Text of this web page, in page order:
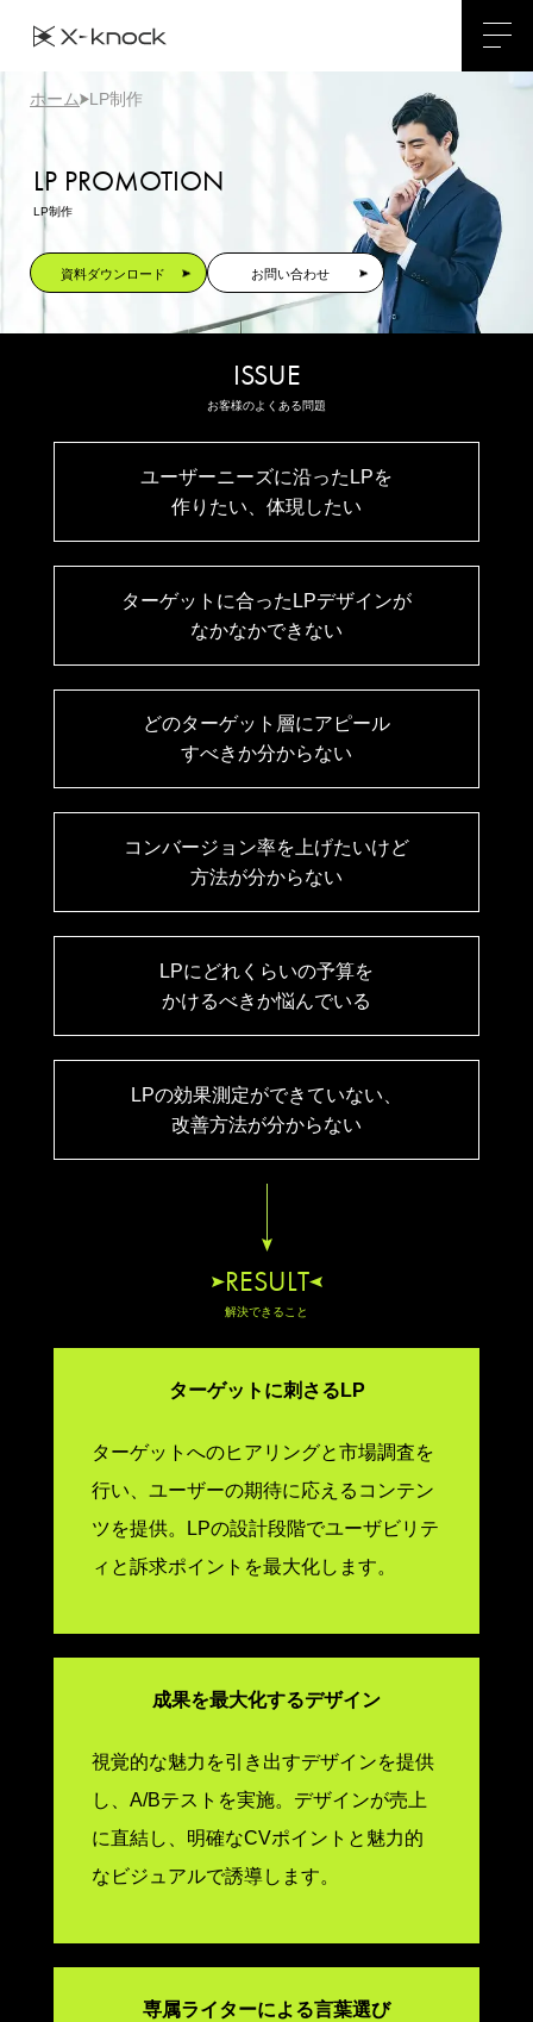
ホーム LP制作
LP PROMOTION
LP制作
資料ダウンロード お問い合わせ
ISSUE
お客様のよくある問題
ユーザーニーズに沿ったLPを
作りたい、体現したい
ターゲットに合ったLPデザインが
なかなかできない
どのターゲット層にアピール
すべきか分からない
コンバージョン率を上げたいけど
方法が分からない
LPにどれくらいの予算を
かけるべきか悩んでいる
LPの効果測定ができていない、
改善方法が分からない
RESULT
解決できること
ターゲットに刺さるLP
ターゲットへのヒアリングと市場調査を
行い、ユーザーの期待に応えるコンテン
ツを提供。LPの設計段階でユーザビリテ
ィと訴求ポイントを最大化します。
成果を最大化するデザイン
視覚的な魅力を引き出すデザインを提供
し、A/Bテストを実施。デザインが売上
に直結し、明確なCVポイントと魅力的
なビジュアルで誘導します。
専属ライターによる言葉選び